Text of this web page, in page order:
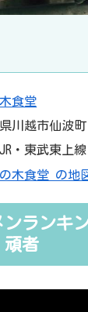
食堂
川越市仙波
・東武東上
木食堂 の地
ンランキ
頑者